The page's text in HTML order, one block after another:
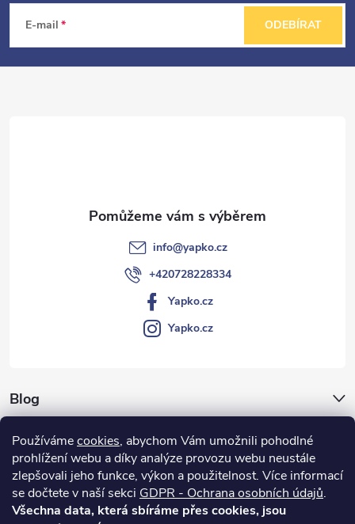
Používámecookies, abychom Vám umožnili pohodlné
prohlížení webu a díky analýze provozu webu neustále
zlepšovali jeho funkce, výkon a použitelnost. Více informací
se dočtete v naší sekci GDPR - Ochrana osobních údajů.
Všechna data, která sbíráme přes cookies, jsou
p
E-mail ODEBÍRAT
Blog
Vše o nákupu
info@yapko.cz
+420728228334
Yapko.cz
Yapko.cz